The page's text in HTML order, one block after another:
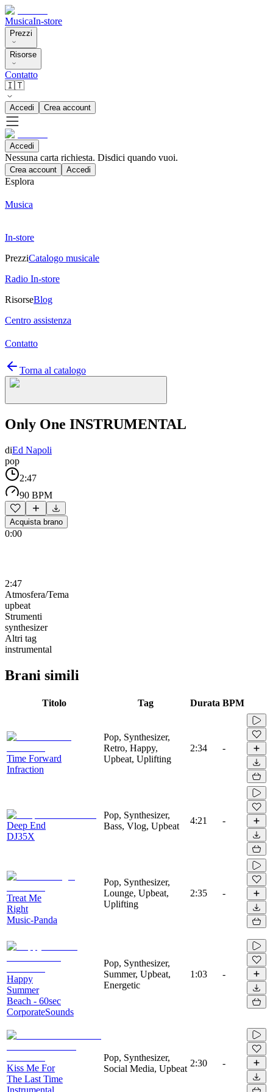
MusicaIn-store
Prezzi
Risorse
Contatto
🇮🇹
Accedi Crea account
Accedi
Nessuna carta richiesta. Disdici quando vuoi.
Crea account Accedi
Esplora
Musica
In-store
PrezziCatalogo musicale
Radio In-store
RisorseBlog
Centro assistenza
Contatto
Torna al catalogo
Only One INSTRUMENTAL
diEd Napoli
pop
2:47
90 BPM
Acquista brano
0:00
2:47
Atmosfera/Tema
upbeat
Strumenti
synthesizer
Altri tag
instrumental
Brani simili
Titolo Tag Durata BPM
Time Forward
Infraction
Pop, Synthesizer,
Retro, Happy,
Upbeat, Uplifting
2:34 -
Deep End
DJ35X
Pop, Synthesizer,
Bass, Vlog, Upbeat
4:21 -
Treat Me
Right
Music-Panda
Pop, Synthesizer,
Lounge, Upbeat,
Uplifting
2:35 -
Happy
Summer
Beach - 60sec
CorporateSounds
Pop, Synthesizer,
Summer, Upbeat,
Energetic
1:03 -
Kiss Me For
The Last Time
Instrumental
Pop, Synthesizer,
Social Media, Upbeat
2:30 -